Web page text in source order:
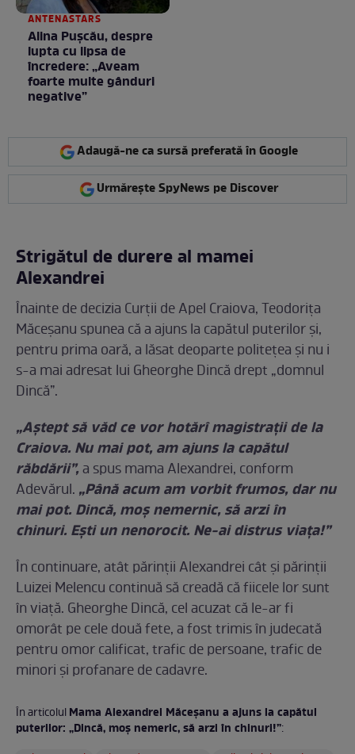
ANTENASTARS
Alina Pușcău, despre
lupta cu lipsa de
încredere: „Aveam
foarte multe gânduri
negative”
Adaugă-ne ca sursă preferată în Google
Urmărește SpyNews pe Discover
Strigătul de durere al mamei
Alexandrei
Înainte de decizia Curții de Apel Craiova, Teodorița
Măceșanu spunea că a ajuns la capătul puterilor și,
pentru prima oară, a lăsat deoparte politețea și nu i
s-a mai adresat lui Gheorghe Dincă drept „domnul
Dincă”.
„Aştept să văd ce vor hotărî magistraţii de la
Craiova. Nu mai pot, am ajuns la capătul
răbdării”,a spus mama Alexandrei, conform
Adevărul. „Până acum am vorbit frumos, dar nu
mai pot. Dincă, moş nemernic, să arzi în
chinuri. Eşti un nenorocit. Ne-ai distrus viaţa!”
În continuare, atât părinții Alexandrei cât și părinții
Luizei Melencu continuă să creadă că fiicele lor sunt
în viață. Gheorghe Dincă, cel acuzat că le-ar fi
omorât pe cele două fete, a fost trimis în judecată
pentru omor calificat, trafic de persoane, trafic de
minori și profanare de cadavre.
În articolulMama Alexandrei Măceșanu a ajuns la capătul
puterilor: „Dincă, moș nemeric, să arzi în chinuri!”: